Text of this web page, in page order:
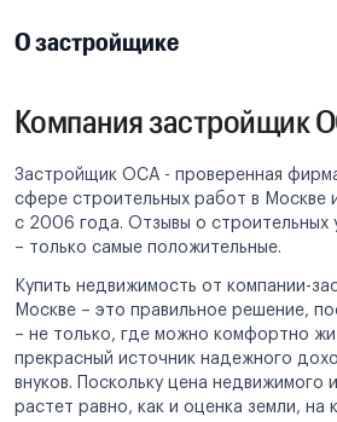
О застройщике
Компания застройщик
Застройщик ОСА - проверенная
сфере строительных работ в Москве
с 2006 года. Отзывы о строительных
– только самые положительные.
Купить недвижимость от компании-
Москве – это правильное решение,
– не только, где можно комфортно
прекрасный источник надежного
внуков. Поскольку цена недвижимого
растет равно, как и оценка земли, на